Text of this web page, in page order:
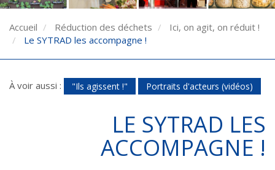
Accueil Réduction des déchets
Ici, on agit, on réduit !
Le SYTRAD les accompagne !
À voir aussi : "Ils agissent !" Portraits d'acteurs (vidéos)
LE SYTRAD LES
ACCOMPAGNE !